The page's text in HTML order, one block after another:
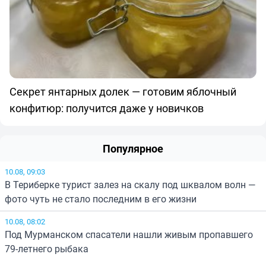
Секрет янтарных долек — готовим яблочный
конфитюр: получится даже у новичков
Популярное
10.08, 09:03
В Териберке турист залез на скалу под шквалом волн —
фото чуть не стало последним в его жизни
10.08, 08:02
Под Мурманском спасатели нашли живым пропавшего
79-летнего рыбака